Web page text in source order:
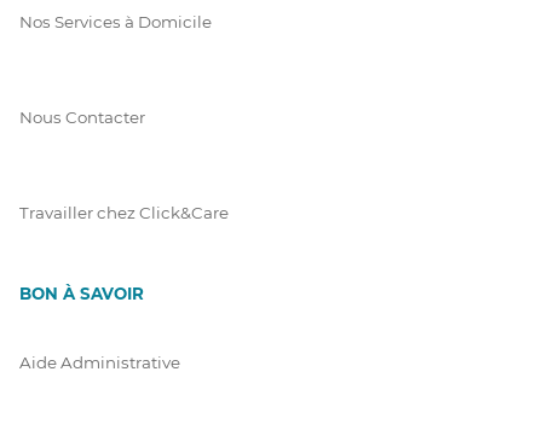
Nos Services à Domicile
Nous Contacter
Travailler chez Click&Care
BON À SAVOIR
Aide Administrative